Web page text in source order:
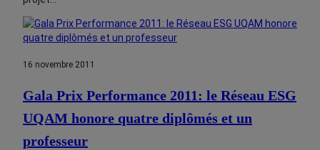
16 novembre 2011
Gala Prix Performance 2011: le Réseau ESG
UQAM honore quatre diplômés et un
professeur